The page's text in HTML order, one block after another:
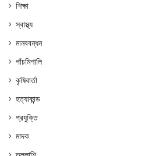
শিক্ষা
স্বাস্থ্য
মানববন্ধন
পাঁচমিশালি
কৃষিবার্তা
হত্যাকান্ড
প্রযুক্তি
মাদক